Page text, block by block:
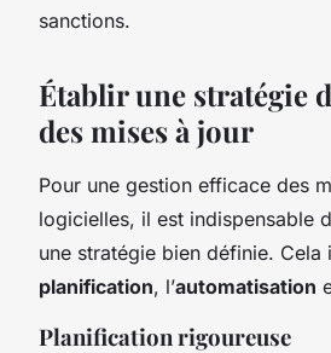
sanctions.
Établir une stratégie
des mises à jour
Pour une gestion efficace des
logicielles, il est indispensable
une stratégie bien définie. Cela
planification, l’automatisation
Planification rigoureuse